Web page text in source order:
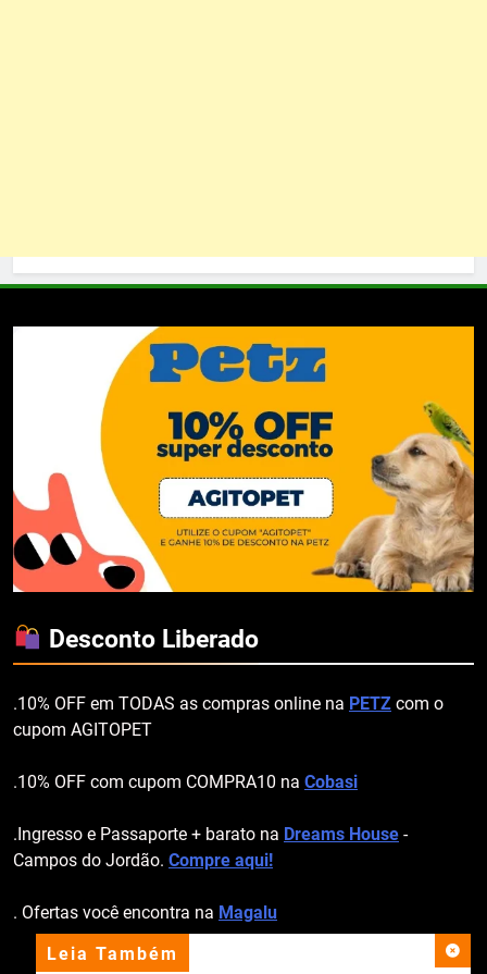
Leia Também
Desconto Liberado
.10% OFF em TODAS as compras online na PETZ com o
cupom AGITOPET
.10% OFF com cupom COMPRA10 na Cobasi
.Ingresso e Passaporte + barato na Dreams House -
Campos do Jordão. Compre aqui!
. Ofertas você encontra na Magalu
apoio institucional